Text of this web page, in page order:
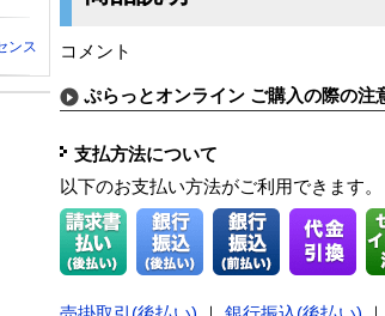
コメント
ぷらっとオンライン ご購入の際の注
支払方法について
以下のお支払い方法がご利用できます。
ンス